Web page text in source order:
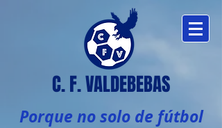
C. F. VALDEBEBAS
Porque no solo de fútbol